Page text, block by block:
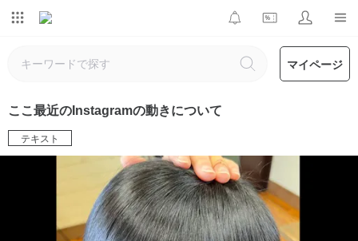
マイページ
ここ最近のInstagramの動きについて
テキスト